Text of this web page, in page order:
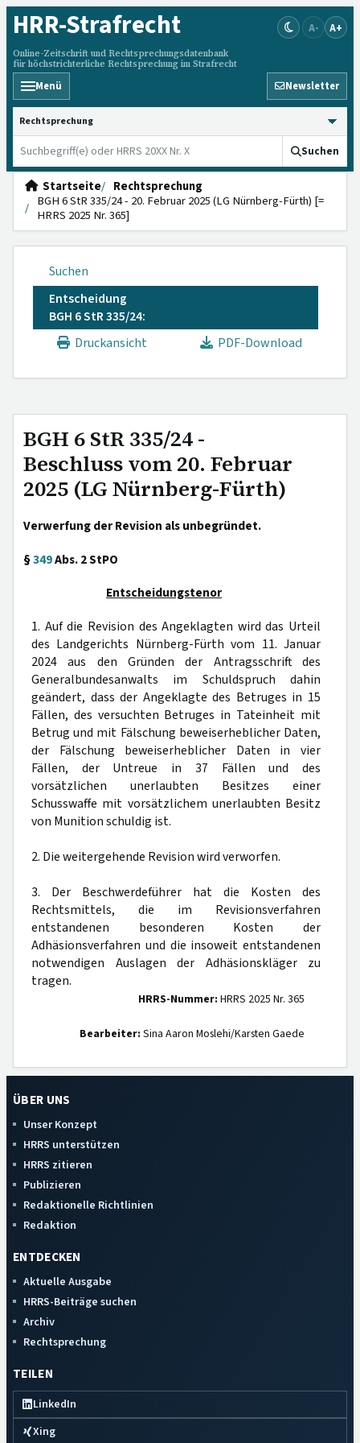
HRR-Strafrecht
Online-Zeitschrift und Rechtsprechungsdatenbank
für höchstrichterliche Rechtsprechung im Strafrecht
A- A+
Menü Newsletter
HRRS durchsuchen
Suchen
Startseite
Rechtsprechung
BGH 6 StR 335/24 - 20. Februar 2025 (LG Nürnberg-Fürth) [=
HRRS 2025 Nr. 365]
Suchen
Entscheidung
BGH 6 StR 335/24:
Druckansicht
PDF-Download
BGH 6 StR 335/24 -
Beschluss vom 20. Februar
2025 (LG Nürnberg-Fürth)
Verwerfung der Revision als unbegründet.
§349Abs. 2 StPO
Entscheidungstenor
1. Auf die Revision des Angeklagten wird das Urteil
des Landgerichts Nürnberg-Fürth vom 11. Januar
2024 aus den Gründen der Antragsschrift des
Generalbundesanwalts im Schuldspruch dahin
geändert, dass der Angeklagte des Betruges in 15
Fällen, des versuchten Betruges in Tateinheit mit
Betrug und mit Fälschung beweiserheblicher Daten,
der Fälschung beweiserheblicher Daten in vier
Fällen, der Untreue in 37 Fällen und des
vorsätzlichen unerlaubten Besitzes einer
Schusswaffe mit vorsätzlichem unerlaubten Besitz
von Munition schuldig ist.
2. Die weitergehende Revision wird verworfen.
3. Der Beschwerdeführer hat die Kosten des
Rechtsmittels, die im Revisionsverfahren
entstandenen besonderen Kosten der
Adhäsionsverfahren und die insoweit entstandenen
notwendigen Auslagen der Adhäsionskläger zu
tragen.
HRRS-Nummer: HRRS 2025 Nr. 365
Bearbeiter: Sina Aaron Moslehi/Karsten Gaede
ÜBER UNS
Unser Konzept
HRRS unterstützen
HRRS zitieren
Publizieren
Redaktionelle Richtlinien
Redaktion
ENTDECKEN
Aktuelle Ausgabe
HRRS-Beiträge suchen
Archiv
Rechtsprechung
TEILEN
LinkedIn
Xing